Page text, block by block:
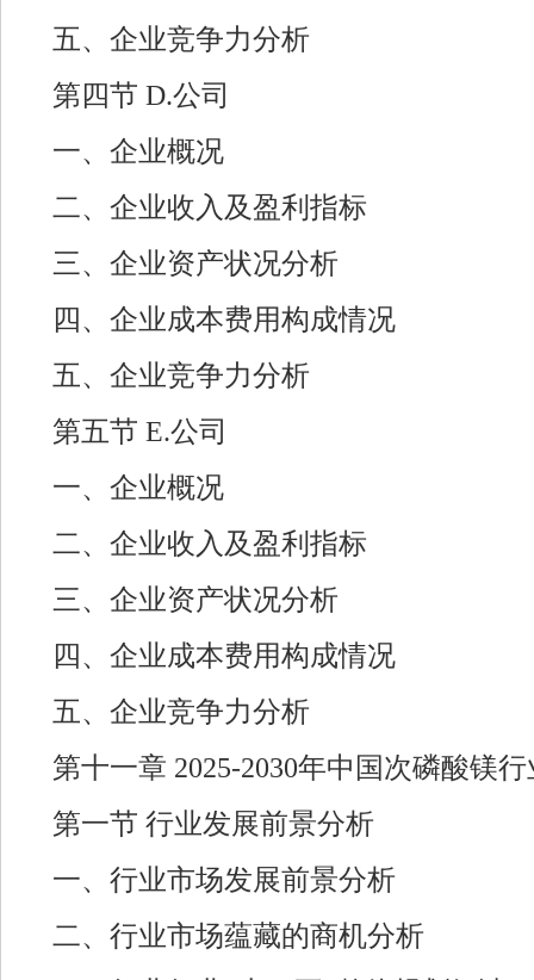
五、企业竞争力分析
第四节 D.公司
一、企业概况
二、企业收入及盈利指标
三、企业资产状况分析
四、企业成本费用构成情况
五、企业竞争力分析
第五节 E.公司
一、企业概况
二、企业收入及盈利指标
三、企业资产状况分析
四、企业成本费用构成情况
五、企业竞争力分析
第十一章 2025-2030年中国次磷酸镁
第一节 行业发展前景分析
一、行业市场发展前景分析
二、行业市场蕴藏的商机分析